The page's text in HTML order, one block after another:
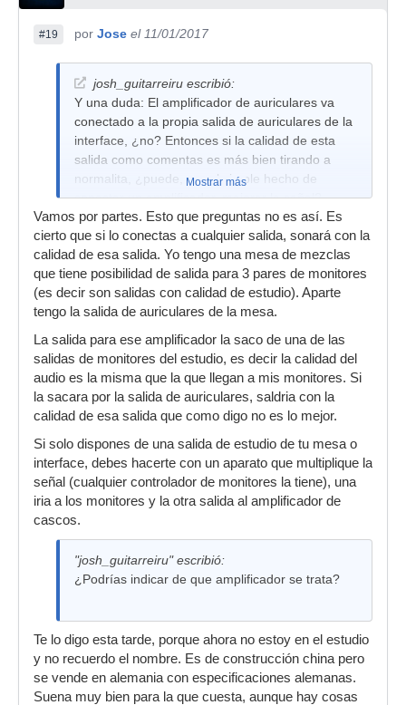
#19 por Jose el 11/01/2017
josh_guitarreiru escribió:
Y una duda: El amplificador de auriculares va
conectado a la propia salida de auriculares de la
interface, ¿no? Entonces si la calidad de esta
salida como comentas es más bien tirando a
normalita, ¿puede, por el simple hecho de
conectar un amplificador, mejorar la señal?
Mostrar más
Vamos por partes. Esto que preguntas no es así. Es
cierto que si lo conectas a cualquier salida, sonará con la
calidad de esa salida. Yo tengo una mesa de mezclas
que tiene posibilidad de salida para 3 pares de monitores
(es decir son salidas con calidad de estudio). Aparte
tengo la salida de auriculares de la mesa.
La salida para ese amplificador la saco de una de las
salidas de monitores del estudio, es decir la calidad del
audio es la misma que la que llegan a mis monitores. Si
la sacara por la salida de auriculares, saldria con la
calidad de esa salida que como digo no es lo mejor.
Si solo dispones de una salida de estudio de tu mesa o
interface, debes hacerte con un aparato que multiplique la
señal (cualquier controlador de monitores la tiene), una
iria a los monitores y la otra salida al amplificador de
cascos.
"josh_guitarreiru" escribió:
¿Podrías indicar de que amplificador se trata?
Te lo digo esta tarde, porque ahora no estoy en el estudio
y no recuerdo el nombre. Es de construcción china pero
se vende en alemania con especificaciones alemanas.
Suena muy bien para la que cuesta, aunque hay cosas